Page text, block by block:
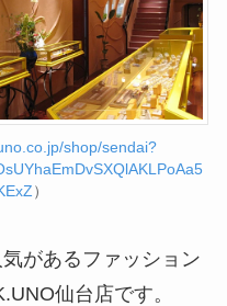
shop/sendai?
）
があるファッション
仙台店です。